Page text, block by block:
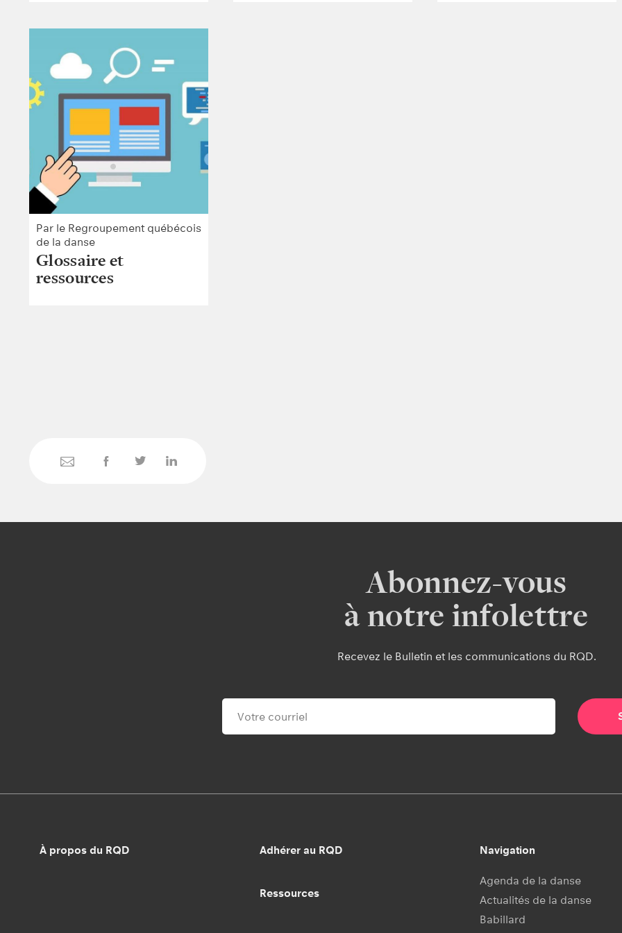
Par le Regroupement québécois
de la danse
Glossaire et
ressources
Abonnez-vous
à notre infolettre
Recevez le Bulletin et les communications du RQD.
À propos du RQD Adhérer au RQD
Ressources
Navigation
Agenda de la danse
Actualités de la danse
Babillard